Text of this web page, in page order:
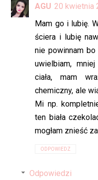
AGU 20 kwietnia
Mam go i lubię.
ściera i lubię
nie powinnam bo
uwielbiam,
ciała, mam
chemiczny, ale
Mi np.
ten biała
mogłam znieść
ODPOWIEDZ
Odpowiedzi